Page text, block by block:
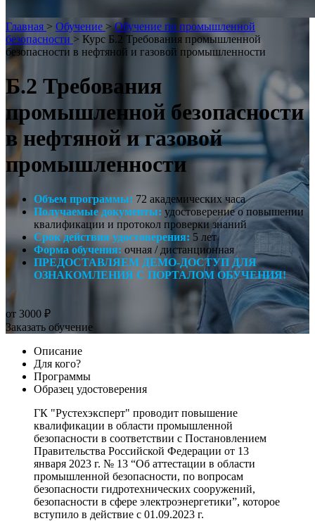
Главная > Обучение >Обучение по промышленной
безопасности > Курс Б.2 Требования промышленной
безопасности в нефтяной и газовой промышленности
Б.2 Требования
промышленной безопасности
в нефтяной и газовой
промышленности
Объем программы: 72 академических часа
Получаемые документы: удостоверение о повышении
квалификации и протокол проверки знаний
Срок действия удостоверения: 5 лет
Форма обучения: очная / дистанционная
ПРЕДОСТАВЛЯЕМ ДЕМО-ДОСТУП ДЛЯ
ОЗНАКОМЛЕНИЯ С ПОРТАЛОМ ОБУЧЕНИЯ!
от 3000 ₽
Заказать обучение
Описание
Для кого?
Программы
Образец удостоверения
ГК "Рустехэксперт" проводит повышение
квалификации в области промышленной
безопасности в соответствии с Постановлением
Правительства Российской Федерации от 13
января 2023 г. № 13 “Об аттестации в области
промышленной безопасности, по вопросам
безопасности гидротехнических сооружений,
безопасности в сфере электроэнергетики”, которое
вступило в действие с 01.09.2023 г.